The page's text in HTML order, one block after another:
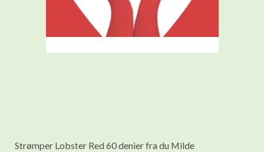
Strømper Lobster Red 60 denier fra du Milde